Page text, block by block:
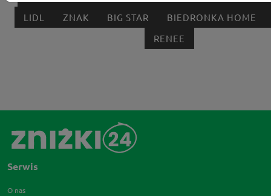
LIDL
ZNAK BIG STAR
BIEDRONKA HOME
RENEE
Serwis
O nas